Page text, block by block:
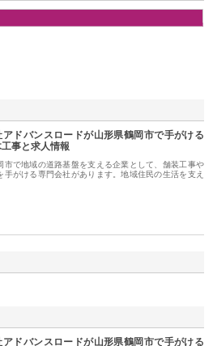
アドバンスロードが山形県鶴岡市で手がける
事と求人情報
市で地域の道路基盤を支える企業として、舗装工事や
手がける専門会社があります。地域住民の生活を支え
アドバンスロードが山形県鶴岡市で手がける